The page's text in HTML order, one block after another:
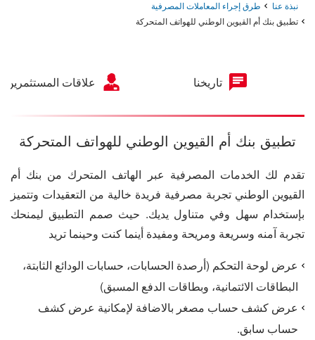
نبذة عنا
طرق إجراء المعاملات المصرفية
تطبيق بنك أم القيوين الوطني للهواتف المتحركة
تاريخنا علاقات المستثمرين
تطبيق بنك أم القيوين الوطني للهواتف المتحركة
تقدم لك الخدمات المصرفية عبر الهاتف المتحرك من بنك أم
القيوين الوطني تجربة مصرفية فريدة خالية من التعقيدات وتتميز
بإستخدام سهل وفي متناول يديك. حيث صمم التطبيق ليمنحك
تجربة آمنه وسريعة ومريحة ومفيدة أينما كنت وحينما تريد
عرض لوحة التحكم (أرصدة الحسابات، حسابات الودائع الثابتة،
البطاقات الائتمانية، وبطاقات الدفع المسبق)
عرض كشف حساب مصغر بالاضافة لإمكانية عرض كشف
حساب سابق.